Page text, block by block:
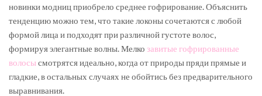
новинки модниц приобрело среднее гофрирование. Объяснить
тенденцию можно тем, что такие локоны сочетаются с любой
формой лица и подходят при различной густоте волос,
формируя элегантные волны. Мелко завитые гофрированные
волосысмотрятся идеально, когда от природы пряди прямые и
гладкие, в остальных случаях не обойтись без предварительного
выравнивания.